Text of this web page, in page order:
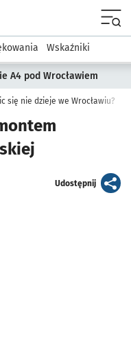
Prezydent
Wskaźniki
A4 pod Wrocławiem
się nie dzieje we Wrocławiu?
Udostępnijartykuł